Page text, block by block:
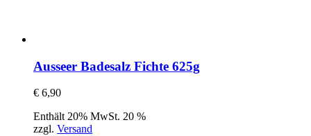
Ausseer Badesalz Fichte 625g
€ 6,90
Enthält 20% MwSt. 20 %
zzgl. Versand